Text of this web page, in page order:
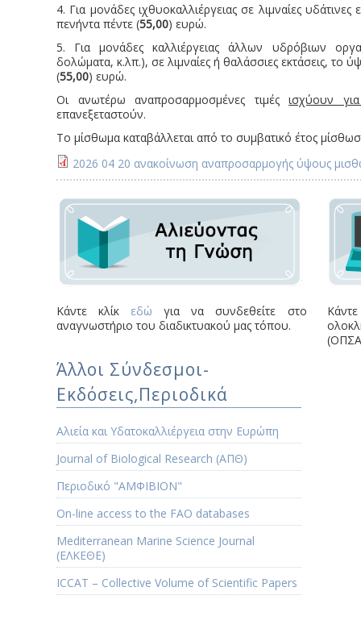
4. Για μονάδες ιχθυοκαλλιέργειας σε λιμναίες
πενήντα πέντε (55,00) ευρώ.
5. Για μονάδες καλλιέργειας άλλων υδρόβιων
δολώματα, κ.λπ.), σε λιμναίες ή θαλάσσιες εκτάσεις, το
(55,00) ευρώ.
Οι ανωτέρω αναπροσαρμοσμένες τιμέςισχύουν
επανεξεταστούν.
Το μίσθωμα καταβάλλεται από το συμβατικό έτος
2026 04 20 ανακοίνωση αναπροσαρμογής ύψους
Κάντε κλίκ εδώ για να συνδεθείτε στο
αναγνωστήριο του διαδικτυακού μας τόπου.
Κάντε
Άλλοι Σύνδεσμοι-
Εκδόσεις,Περιοδικά
Αλιεία και Υδατοκαλλιέργεια στην Ευρώπη
Journal of Biological Research (ΑΠΘ)
Περιοδικό "ΑΜΦΙΒΙΟΝ"
Οn-line access to the FAO databases
Mediterranean Marine Science Journal
(ΕΛΚΕΘΕ)
ICCAT – Collective Volume of Scientific Papers